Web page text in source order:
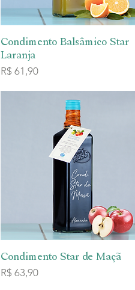
Visualização rápida
Condimento Balsâmico Star
Laranja
Preço
R$ 61,90
Visualização rápida
Condimento Star de Maçã
Preço
R$ 63,90